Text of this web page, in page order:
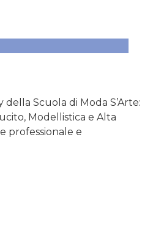
della Scuola di Moda S’Arte:
Modellistica e Alta
professionale e